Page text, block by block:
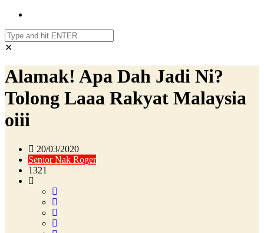
✕
Alamak! Apa Dah Jadi Ni?
Tolong Laaa Rakyat Malaysia
oiii
20/03/2020
Senior Nak Roger
1321